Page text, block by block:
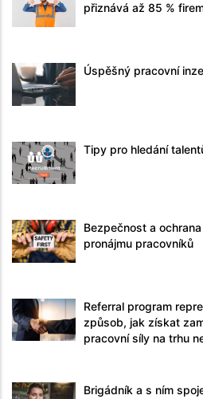
přiznává až 85 %
Úspěšný pracovní
Tipy pro hledání
Bezpečnost a
pronájmu pracovníků
Referral program
způsob, jak získat
pracovní síly na trhu
Brigádník a s ním